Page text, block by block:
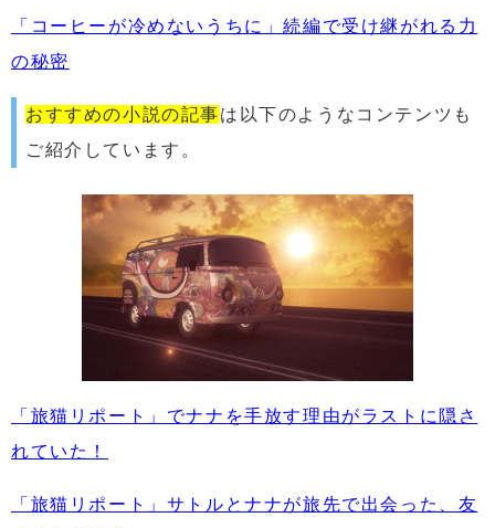
「コーヒーが冷めないうちに」続編で受け継がれる力
の秘密
おすすめの小説の記事は以下のようなコンテンツも
ご紹介しています。
「旅猫リポート」でナナを手放す理由がラストに隠さ
れていた！
「旅猫リポート」サトルとナナが旅先で出会った、友